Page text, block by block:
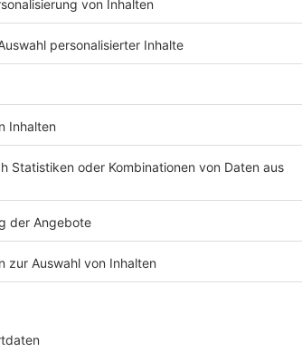
ROCK.
| ALL THEM WITCHES | ALL TIME LOW | ALTER
OMENS | BILMURI | BLACK LABEL
BREATH | CHUGGABOOM | DARTANGNAN |
UNDEAD | ICE NINE KILLS | IRON MAIDEN |
| LEMO | LOATHE | MAGNOLIA PARK |
| PAPA ROACH | P.O.D. | PRESIDENT |
| SABATON | SEX PISTOLS FEAT. FRANK
PLAY | SOUL ASYLUM | STATIC X | TEX2 |
RECKLESS | THE PRETTY WILD | THE
HILL | WE CAME AS ROMANS |